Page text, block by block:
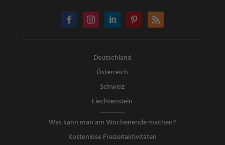
Deutschland
Österreich
Schweiz
Liechtenstein
Was kann man am Wochenende machen?
Kostenlose Freizeitaktivitäten